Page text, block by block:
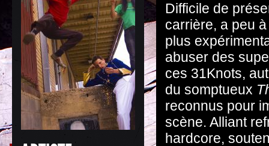
Difficile de
carrière, a peu
plus
abuser des
ces 31Knots,
du somptueux
reconnus pour
scène. Alliant
hardcore,